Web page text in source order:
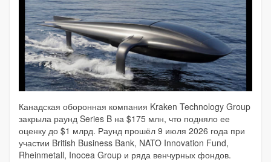
Канадская оборонная компания Kraken Technology Group
закрыла раунд Series B на $175 млн, что подняло ее
оценку до $1 млрд. Раунд прошёл 9 июля 2026 года при
участии British Business Bank, NATO Innovation Fund,
Rheinmetall, Inocea Group и ряда венчурных фондов.